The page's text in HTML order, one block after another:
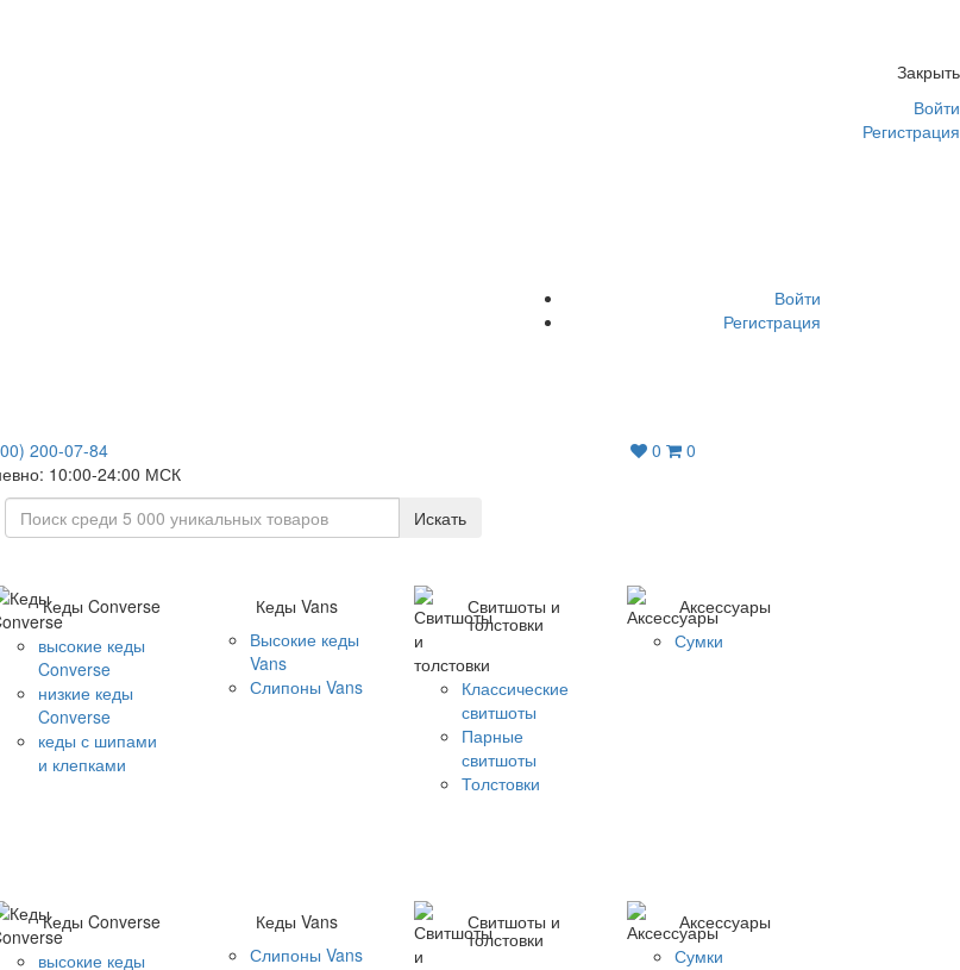
Закрыть
Войти
Регистрация
Войти
Регистрация
200-07-84
10:00-24:00 МСК
0 0
Кеды Converse
высокие кеды
Converse
низкие кеды
Converse
кеды с шипами
и клепками
Кеды Vans
Высокие кеды
Vans
Слипоны Vans
Свитшоты и
толстовки
Классические
свитшоты
Парные
свитшоты
Толстовки
Аксессуары
Сумки
Кеды Converse
высокие кеды
Кеды Vans
Слипоны Vans
Свитшоты и
толстовки
Аксессуары
Сумки